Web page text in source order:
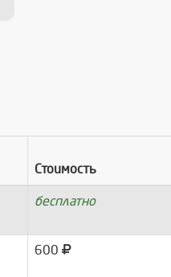
Стоимость
бесплатно
600